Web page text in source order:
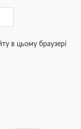
в цьому браузері